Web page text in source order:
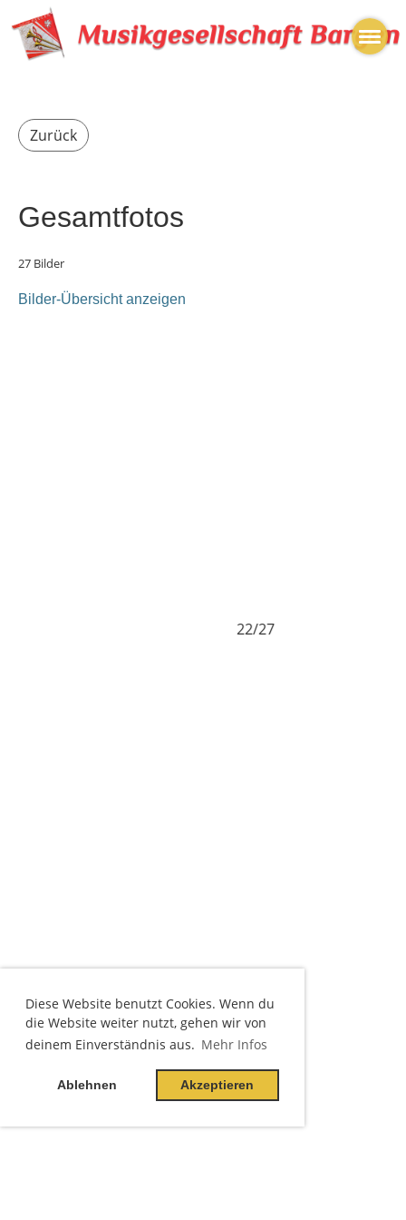
Diese Website benutzt Cookies. Wenn du
die Website weiter nutzt, gehen wir von
deinem Einverständnis aus. Mehr Infos
Ablehnen Akzeptieren
Zurück
Gesamtfotos
27 Bilder
Bilder-Übersicht anzeigen
22/27